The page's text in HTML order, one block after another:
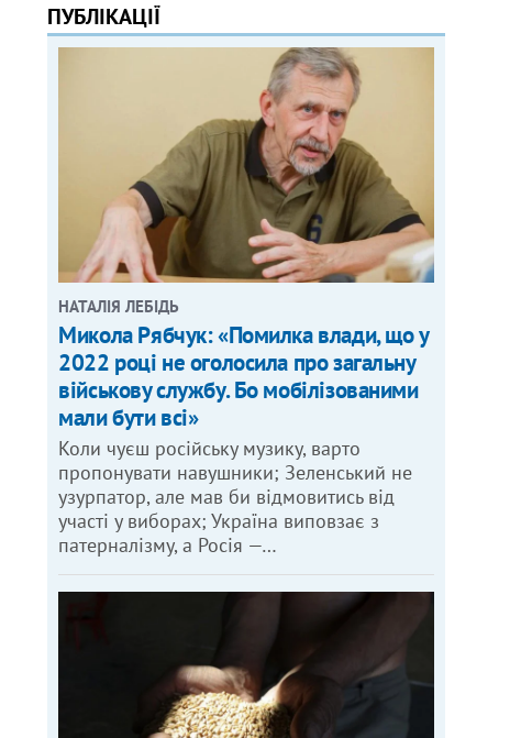
ПУБЛІКАЦІЇ
НАТАЛІЯ ЛЕБІДЬ
Микола Рябчук: «Помилка влади, що у
2022 році не оголосила про загальну
військову службу. Бо мобілізованими
мали бути всі»
Коли чуєш російську музику, варто
пропонувати навушники; Зеленський не
узурпатор, але мав би відмовитись від
участі у виборах; Україна виповзає з
патерналізму, а Росія —…